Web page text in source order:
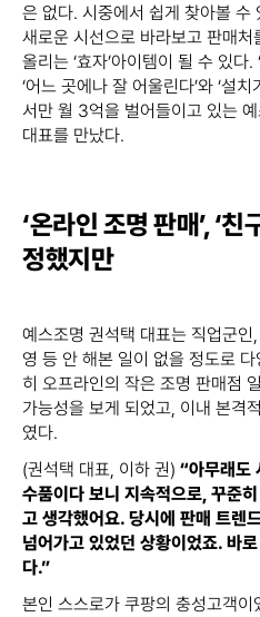
은 없다. 시중에서 쉽게 찾아볼 수
새로운 시선으로 바라보고 판매
올리는 ‘효자’아이템이 될 수 있다
‘어느 곳에나 잘 어울린다’와 ‘설
서만 월 3억을 벌어들이고 있는
대표를 만났다.
‘온라인 조명 판매’, ‘
정했지만
예스조명 권석택 대표는 직업군
영 등 안 해본 일이 없을 정도로
히 오프라인의 작은 조명 판매점
가능성을 보게 되었고, 이내 본격
였다.
(권석택 대표, 이하 권) “아무래도
수품이다 보니 지속적으로, 꾸준
고 생각했어요. 당시에 판매 트렌
넘어가고 있었던 상황이었죠. 바
다.”
본인 스스로가 쿠팡의 충성고객